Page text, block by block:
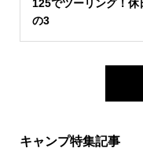
125でツーリング！
の3
キャンプ特集記事